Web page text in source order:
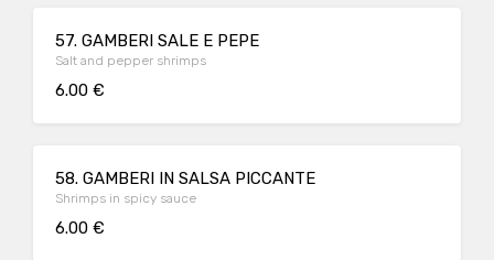
57. GAMBERI SALE E PEPE
Salt and pepper shrimps
6.00 €
58. GAMBERI IN SALSA PICCANTE
Shrimps in spicy sauce
6.00 €